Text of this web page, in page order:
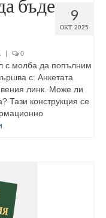
9
ОКТ. 2025
бъде
| 0
с молба да попълним
с: Анкетата
линк. Може ли
Тази конструкция се